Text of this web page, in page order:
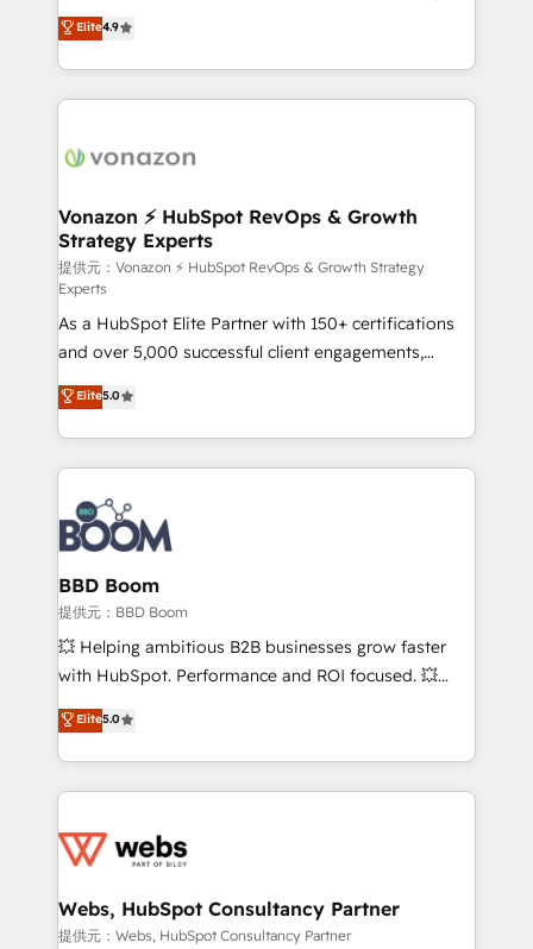
et grandes entreprises en France et à l'international,
dans des secteurs variés : SaaS, immobilier,
B2B à travers l’acquisition de nouveaux clients,
l'intégration CRM et le développement des revenus
auprès de vos comptes existants. En France et à
l'international, nous travaillons avec des ETI
delà d’une simple transformation digitale et des
➤ L’intégration de CRM et de méthodologie RevOps
pour aligner les équipes marketing, commerciales et
support client (data migration, synchronisation API,
audit et maintenance) ➤ La création de sites internet
de conversion qui transforment les visiteurs en
opportunités d'affaires ➤ La mise en place de
stratégies d'acquisition marketing (SEO, SEA,
inbound, automatisation marketing, ABM, IA,
emailing) Informations clés : - 10 ans d'expérience -
100+ intégrations CRM HubSpot réussies - 40
experts conseil - 150 certifications HubSpot
cumulées
Elite4.9
Vonazon ⚡ HubSpot RevOps & Growth
Strategy Experts
提供元：Vonazon ⚡ HubSpot RevOps & Growth Strategy
Experts
As a HubSpot Elite Partner with 150+ certifications
and over 5,000 successful client engagements,
Vonazon turns marketing complexity into
measurable, scalable growth. From onboarding to
enterprise-grade campaigns, our in-house team
builds scalable strategies that drive long-term
revenue. ⚙️ HubSpot Integration & Optimization •
Seamless CRM, CMS, and automation setup •
Complex platform migrations and data cleanups •
Custom APIs and third-party integrations 📈 End-to-
End Revenue Acceleration • Lifecycle marketing and
pipeline growth programs • Sales enablement tools
and CRM optimization • Retention strategies with
Execution • 750+ onboardings and 2,000+
implementations • Deep expertise across marketing,
Elite5.0
BBD Boom
提供元：BBD Boom
💥 Helping ambitious B2B businesses grow faster
with HubSpot. Performance and ROI focused. 💥
BBD Boom is the HubSpot partner that can help you
to HubSpot Better. We work with your teams to
solve all your HubSpot challenges and improve user
adoption, sales process and marketing results.
the first time 🔧 Designing and optimising your
and build using HubSpot 🔌 Integrating HubSpot
with other systems 🎓 Training your teams to be
Elite5.0
Webs, HubSpot Consultancy Partner
提供元：Webs, HubSpot Consultancy Partner